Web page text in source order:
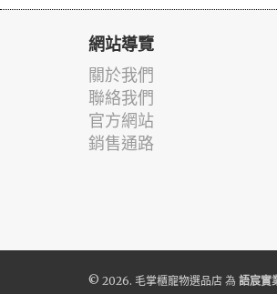
網站導覽
關於我們
聯絡我們
官方網站
銷售通路
© 2026. 毛掌櫃寵物選品店 為 語宸實